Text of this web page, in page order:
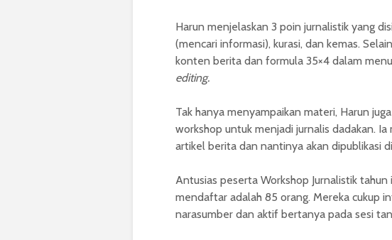
Harun menjelaskan 3 poin jurnalistik yang
(mencari informasi), kurasi, dan kemas.
konten berita dan formula 35×4 dalam
editing.
Tak hanya menyampaikan materi, Harun
workshop untuk menjadi jurnalis dadakan.
artikel berita dan nantinya akan dipublikasi
Antusias peserta Workshop Jurnalistik
mendaftar adalah 85 orang. Mereka cukup
narasumber dan aktif bertanya pada sesi